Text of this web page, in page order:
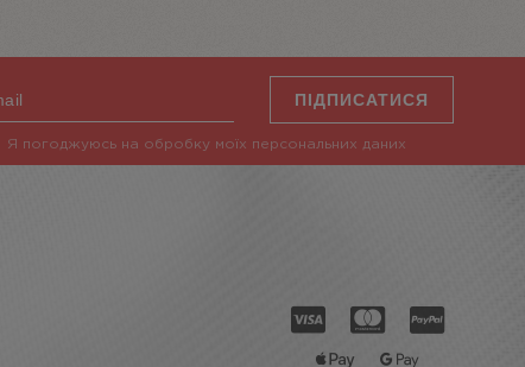
Я погоджуюсь на обробку моїх персональних даних
ПІДПИСАТИСЯ